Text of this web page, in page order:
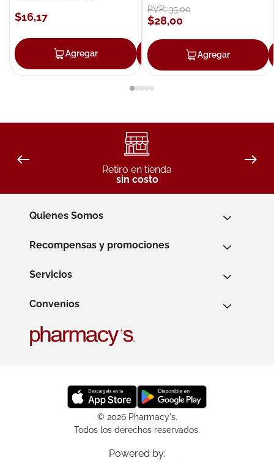
$16,17
Agregar Agregar
PVP:35,00
$28,00
Agregar
Retiro en tienda
sin costo
Quienes Somos
Recompensas y promociones
Servicios
Convenios
© 2026 Pharmacy's.
Todos los derechos reservados.
Powered by: